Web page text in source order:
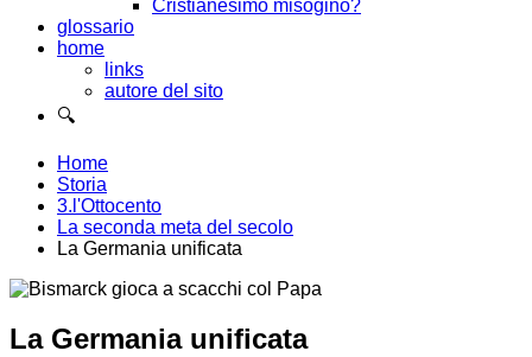
Cristianesimo misogino?
glossario
home
links
autore del sito
🔍
Home
Storia
3.l'Ottocento
La seconda meta del secolo
La Germania unificata
La Germania unificata